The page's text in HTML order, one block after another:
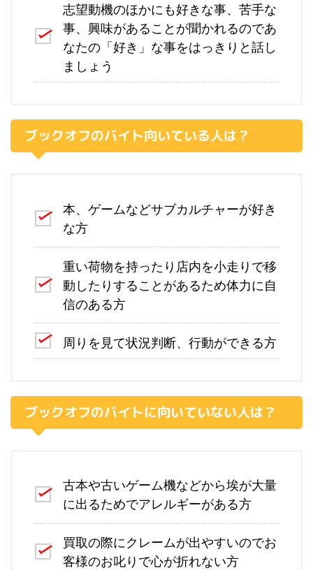
志望動機のほかにも好きな事、苦手な
事、興味があることが聞かれるのであ
なたの「好き」な事をはっきりと話し
ましょう
ブックオフのバイト向いている人は？
本、ゲームなどサブカルチャーが好き
な方
重い荷物を持ったり店内を小走りで移
動したりすることがあるため体力に自
信のある方
周りを見て状況判断、行動ができる方
ブックオフのバイトに向いていない人は？
古本や古いゲーム機などから埃が大量
に出るためでアレルギーがある方
買取の際にクレームが出やすいのでお
客様のお叱りで心が折れない方